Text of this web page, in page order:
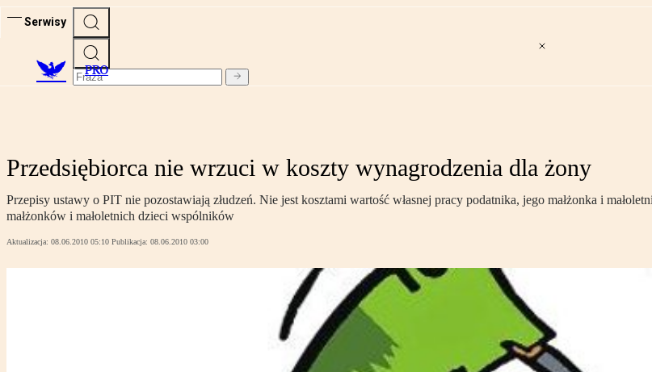
Serwisy
PRO
Przedsiębiorca nie wrzuci w koszty wynagrodzenia dla żony
Przepisy ustawy o PIT nie pozostawiają złudzeń. Nie jest kosztami wartość własnej pracy podatnika, jego małżonka i
małżonków i małoletnich dzieci wspólników
Aktualizacja: 08.06.2010 05:10 Publikacja: 08.06.2010 03:00